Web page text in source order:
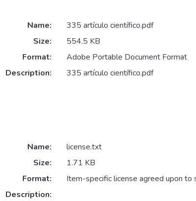
Name:
335 artículo científico.pdf
Size:
554.5 KB
Format:
Adobe Portable Document Format
Description:
335 artículo científico.pdf
Name:
license.txt
Size:
1.71 KB
Format:
Item-specific license agreed upon to
Description: